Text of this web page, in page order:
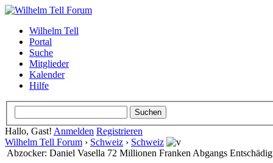
Wilhelm Tell
Portal
Suche
Mitglieder
Kalender
Hilfe
Hallo, Gast! Anmelden Registrieren
Wilhelm Tell Forum › Schweiz › Schweiz
Abzocker: Daniel Vasella 72 Millionen Franken Abgangs